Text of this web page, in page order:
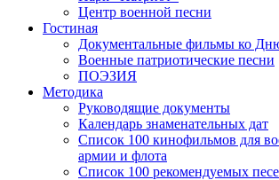
Центр военной песни
Гостиная
Документальные фильмы ко
Военные патриотические песни
ПОЭЗИЯ
Методика
Руководящие документы
Календарь знаменательных дат
Список 100 кинофильмов для
армии и флота
Список 100 рекомендуемых